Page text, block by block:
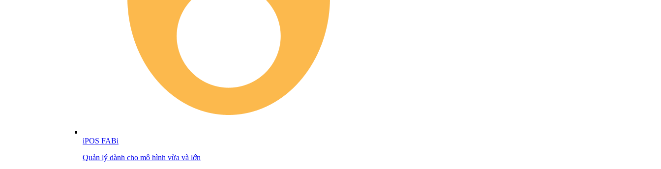
iPOS FABi
Quản lý dành cho mô hình vừa và lớn